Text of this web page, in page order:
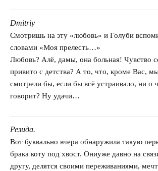
Dmitriy
говорит:
Смотришь на эту «любовь» и Голуби
словами «Моя прелесть…»
Любовь? Алё, дамы, она больная! Чувство
привито с детства? А то, что, кроме Вас,
смотрели бы, если бы всё устраивало, ни о
говорит? Ну удачи…
Резида.
говорит:
Вот буквально вчера обнаружила такую
брака коту под хвост. Ониуже давно на
другу, делятся своими переживаниями,